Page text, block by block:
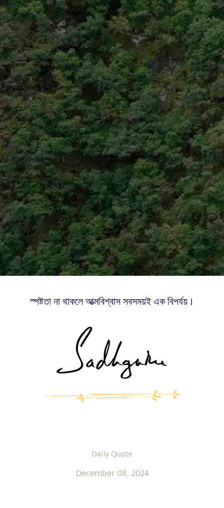
স্পষ্টতা না থাকলে আত্মবিশ্বাস সবসময়ই এক বিপর্যয়।
Daily Quote
December 08, 2024